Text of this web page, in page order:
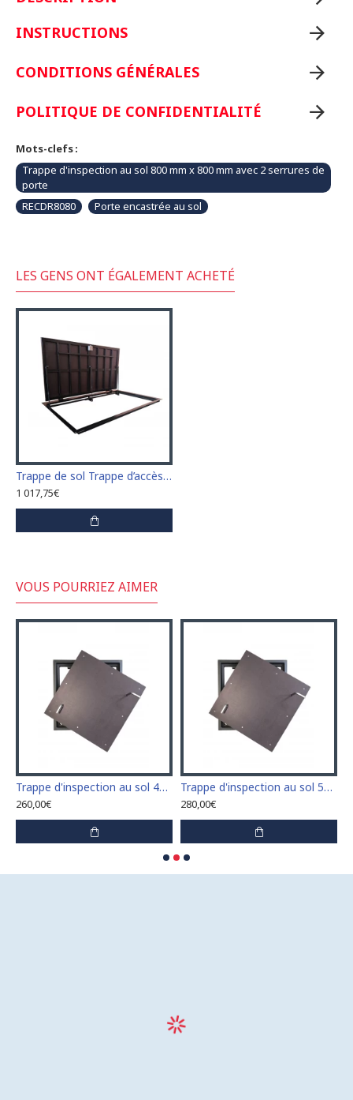
INSTRUCTIONS
CONDITIONS GÉNÉRALES
POLITIQUE DE CONFIDENTIALITÉ
Mots-clefs :
Trappe d'inspection au sol 800 mm x 800 mm avec 2 serrures de
porte
RECDR8080
Porte encastrée au sol
LES GENS ONT ÉGALEMENT ACHETÉ
Trappe de sol Trappe d’accès Trappe de visite 70 cm x 100 cm "H"
1 017,75€
VOUS POURRIEZ AIMER
Trappe d'inspection au sol 400 mm x 400 mm avec 2 serrures de porte
260,00€
Trappe d'inspection au sol 500 mm x 500 mm avec 2 serrures de porte
280,00€